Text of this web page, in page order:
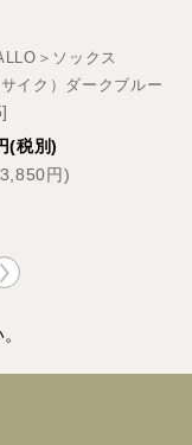
＞ソックス
イク）ダークブルー
]
(税別)
3,850円)